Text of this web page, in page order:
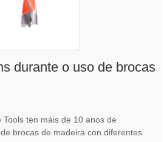
durante o uso de brocas
ten máis de 10 anos de
brocas de madeira con diferentes